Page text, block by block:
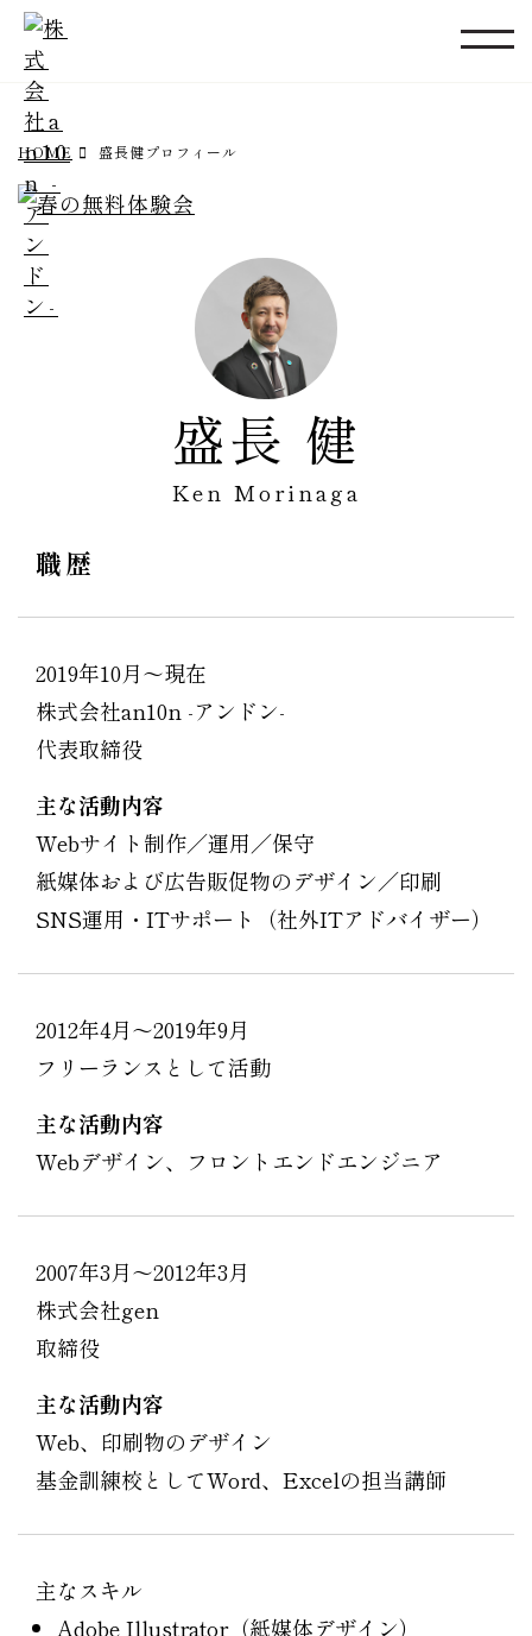
HOME 盛長健プロフィール
盛長 健
Ken Morinaga
職歴
2019年10月〜現在
株式会社an10n -アンドン-
代表取締役
主な活動内容
Webサイト制作／運用／保守
紙媒体および広告販促物のデザイン／印刷
SNS運用・ITサポート（社外ITアドバイザー）
2012年4月〜2019年9月
フリーランスとして活動
主な活動内容
Webデザイン、フロントエンドエンジニア
2007年3月〜2012年3月
株式会社gen
取締役
主な活動内容
Web、印刷物のデザイン
基金訓練校としてWord、Excelの担当講師
主なスキル
Adobe Illustrator（紙媒体デザイン）